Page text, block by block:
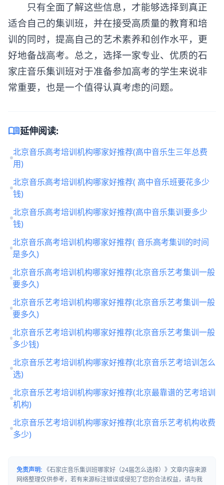
只有全面了解这些信息，才能够选择到真正
适合自己的集训班，并在接受高质量的教育和培
训的同时，提高自己的艺术素养和创作水平，更
好地备战高考。总之，选择一家专业、优质的石
家庄音乐集训班对于准备参加高考的学生来说非
常重要，也是一个值得认真考虑的问题。
menu_book延伸阅读:
北京音乐高考培训机构哪家好推荐(高中音乐生三年总费
用)
北京音乐高考培训机构哪家好推荐( 高中音乐班要花多少
钱)
北京音乐高考培训机构哪家好推荐(高中音乐集训要多少
钱)
北京音乐高考培训机构哪家好推荐( 音乐高考集训的时间
是多久)
北京音乐高考培训机构哪家好推荐(北京音乐艺考集训一般
要多久)
北京音乐艺考培训机构哪家好推荐(北京音乐艺考集训一般
要多久)
北京音乐艺考培训机构哪家好推荐(北京音乐艺考集训一般
多少钱)
北京音乐艺考培训机构哪家好推荐(北京音乐艺考培训怎么
选)
北京音乐艺考培训机构哪家好推荐(北京最靠谱的艺考培训
机构)
北京音乐艺考培训机构哪家好推荐(北京音乐艺考机构收费
多少)
免责声明: 《石家庄音乐集训班哪家好（24届怎么选择）》文章内容来源
网络整理仅供参考，若有来源标注错误或侵犯了您的合法权益，请与我